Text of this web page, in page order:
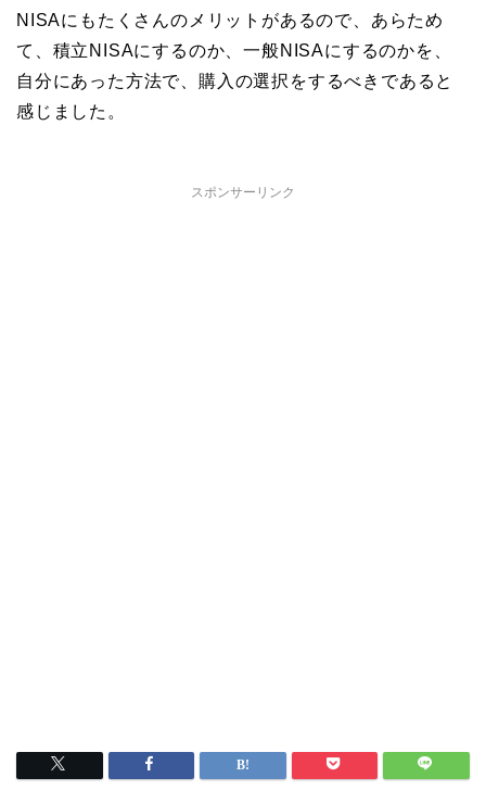
NISAにもたくさんのメリットがあるので、あらため
て、積立NISAにするのか、一般NISAにするのかを、
自分にあった方法で、購入の選択をするべきであると
感じました。
スポンサーリンク